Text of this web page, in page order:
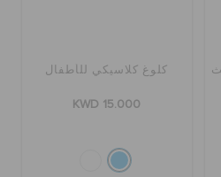
كلوغ كلاسيكي للأطفال
KWD 15.000